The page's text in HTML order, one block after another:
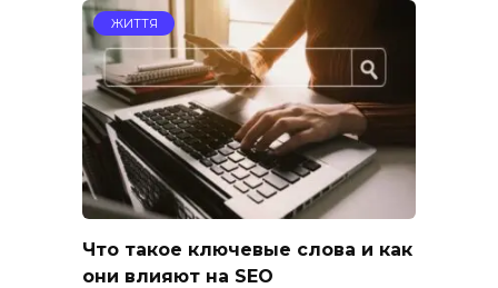
ЖИТТЯ
Что такое ключевые слова и как
они влияют на SEO